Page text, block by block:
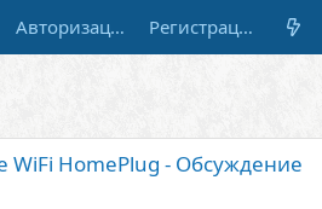
Авторизация Регистрация
WiFi HomePlug - Обсуждение